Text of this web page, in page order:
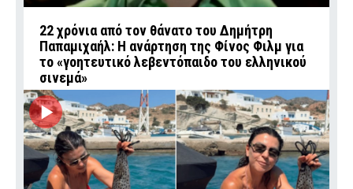
22 χρόνια από τον θάνατο του Δημήτρη
Παπαμιχαήλ: Η ανάρτηση της Φίνος Φιλμ για
το «γοητευτικό λεβεντόπαιδο του ελληνικού
σινεμά»